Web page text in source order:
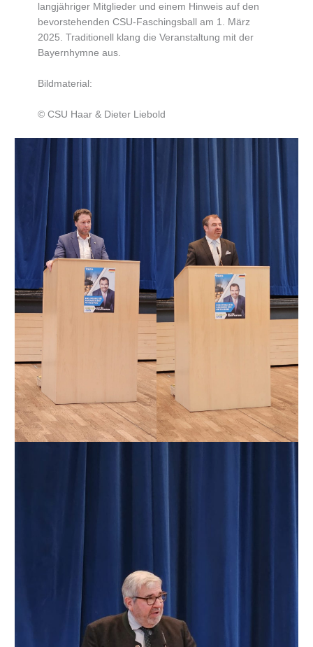
langjähriger Mitglieder und einem Hinweis auf den
bevorstehenden CSU-Faschingsball am 1. März
2025. Traditionell klang die Veranstaltung mit der
Bayernhymne aus.
Bildmaterial:
© CSU Haar & Dieter Liebold